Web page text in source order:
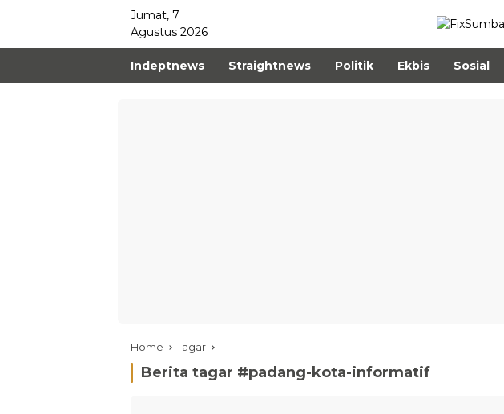
Jumat, 7
Agustus 2026
Indeptnews Straightnews Politik Ekbis Sosial
Home Tagar
Berita tagar #padang-kota-informatif